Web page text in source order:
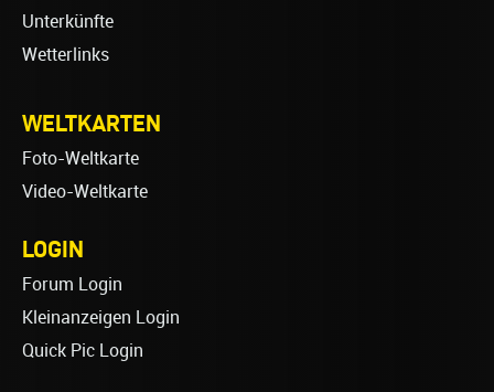
Unterkünfte
Wetterlinks
WELTKARTEN
Foto-Weltkarte
Video-Weltkarte
LOGIN
Forum Login
Kleinanzeigen Login
Quick Pic Login